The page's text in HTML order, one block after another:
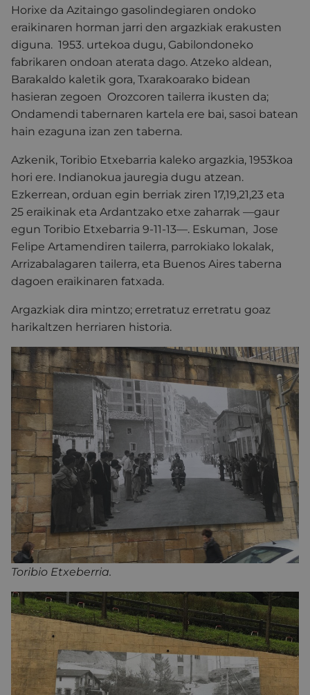
Horixe da Azitaingo gasolindegiaren ondoko
eraikinaren horman jarri den argazkiak erakusten
diguna. 1953. urtekoa dugu, Gabilondoneko
fabrikaren ondoan aterata dago. Atzeko aldean,
Barakaldo kaletik gora, Txarakoarako bidean
hasieran zegoen Orozcoren tailerra ikusten da;
Ondamendi tabernaren kartela ere bai, sasoi batean
hain ezaguna izan zen taberna.
Azkenik, Toribio Etxebarria kaleko argazkia, 1953koa
hori ere. Indianokua jauregia dugu atzean.
Ezkerrean, orduan egin berriak ziren 17,19,21,23 eta
25 eraikinak eta Ardantzako etxe zaharrak —gaur
egun Toribio Etxebarria 9-11-13—. Eskuman, Jose
Felipe Artamendiren tailerra, parrokiako lokalak,
Arrizabalagaren tailerra, eta Buenos Aires taberna
dagoen eraikinaren fatxada.
Argazkiak dira mintzo; erretratuz erretratu goaz
harikaltzen herriaren historia.
Toribio Etxeberria.